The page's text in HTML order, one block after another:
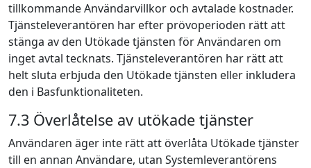
tillkommande Användarvillkor och avtalade kostnader.
Tjänsteleverantören har efter prövoperioden rätt att
stänga av den Utökade tjänsten för Användaren om
inget avtal tecknats. Tjänsteleverantören har rätt att
helt sluta erbjuda den Utökade tjänsten eller inkludera
den i Basfunktionaliteten.
7.3 Överlåtelse av utökade tjänster
Användaren äger inte rätt att överlåta Utökade tjänster
till en annan Användare, utan Systemleverantörens